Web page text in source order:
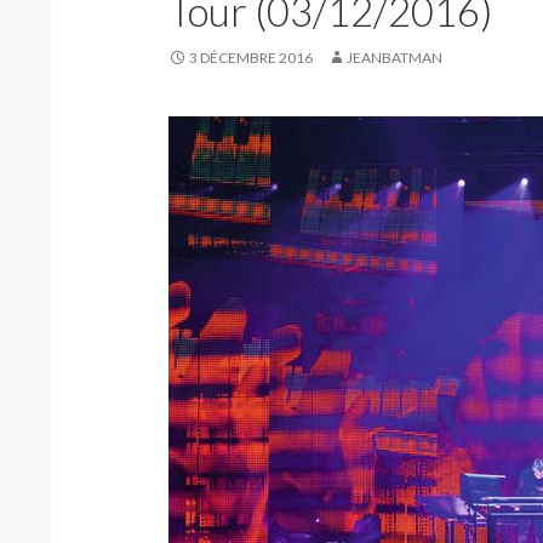
Tour (03/12/2016)
3 DÉCEMBRE 2016 JEANBATMAN